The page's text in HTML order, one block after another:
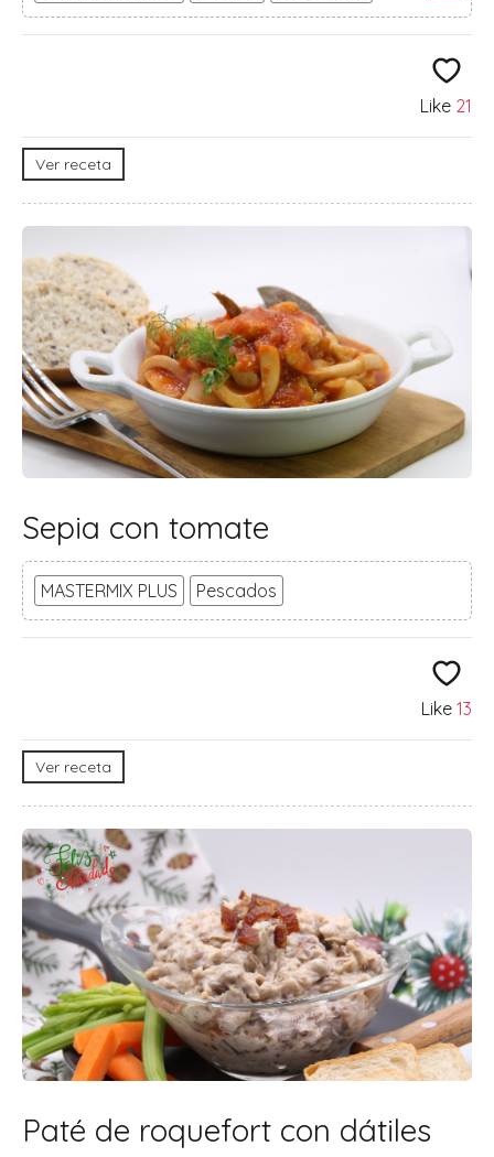
Like 21
Ver receta
Sepia con tomate
MASTERMIX PLUS Pescados
Like 13
Ver receta
Paté de roquefort con dátiles